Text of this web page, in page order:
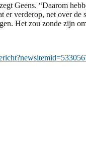
Geens. “Daarom
verderop, net over
Het zou zonde zijn